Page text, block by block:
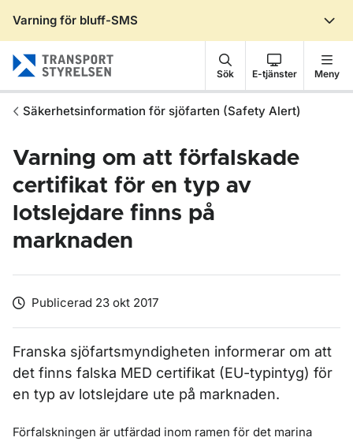
Varning för bluff-SMS
Sök E-tjänster Meny
Säkerhetsinformation för sjöfarten (Safety Alert)
Varning om att förfalskade
certifikat för en typ av
lotslejdare finns på
marknaden
Publicerad 23 okt 2017
Franska sjöfartsmyndigheten informerar om att
det finns falska MED certifikat (EU-typintyg) för
en typ av lotslejdare ute på marknaden.
Förfalskningen är utfärdad inom ramen för det marina